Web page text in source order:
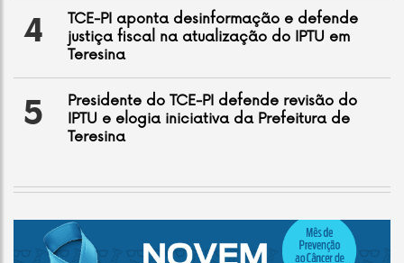
4
TCE-PI aponta desinformação e defende
justiça fiscal na atualização do IPTU em
Teresina
5
Presidente do TCE-PI defende revisão do
IPTU e elogia iniciativa da Prefeitura de
Teresina